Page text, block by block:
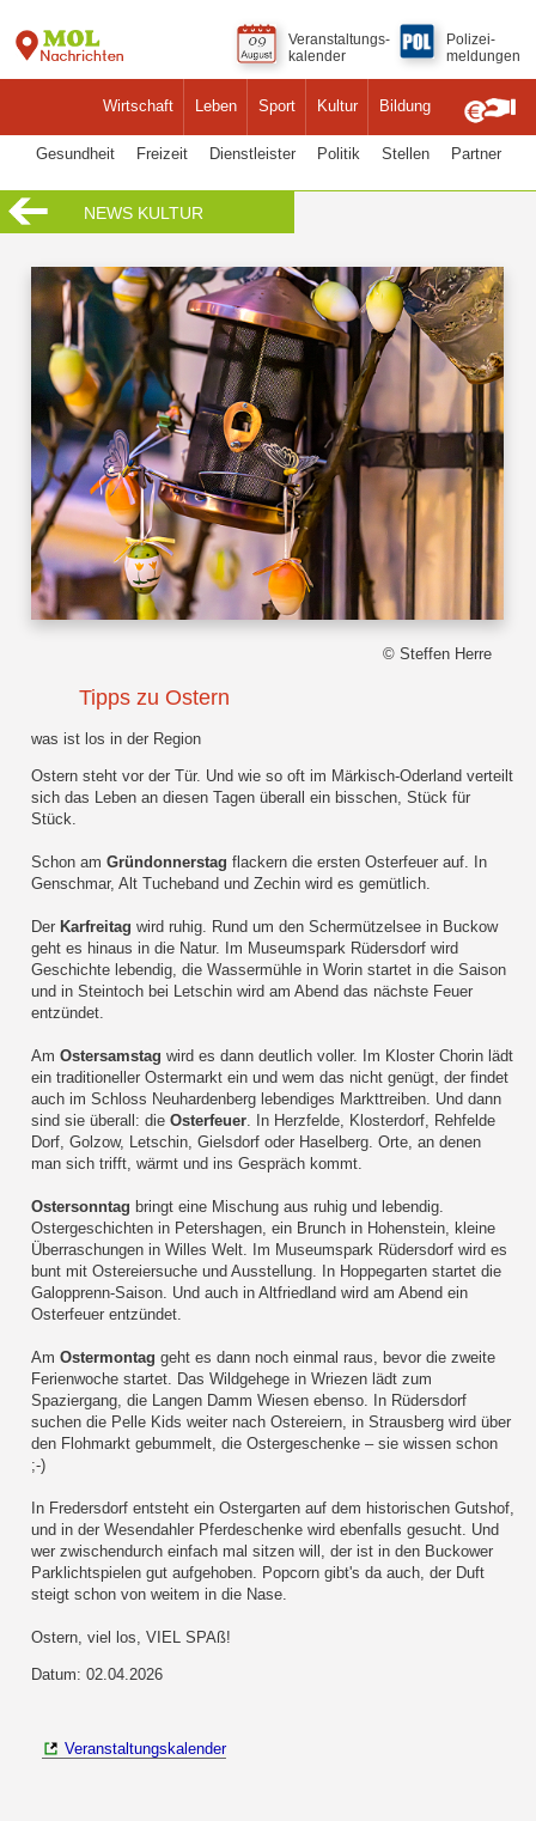
Wirtschaft Leben Sport Kultur Bildung
Veranstaltungs-
kalender
Polizei-
meldungen
Gesundheit Freizeit Dienstleister Politik Stellen Partner
NEWS KULTUR
© Steffen Herre
Tipps zu Ostern
was ist los in der Region
Ostern steht vor der Tür. Und wie so oft im Märkisch-Oderland verteilt
sich das Leben an diesen Tagen überall ein bisschen, Stück für
Stück.
Schon amGründonnerstag flackern die ersten Osterfeuer auf. In
Genschmar, Alt Tucheband und Zechin wird es gemütlich.
Der Karfreitag wird ruhig. Rund um den Schermützelsee in Buckow
geht es hinaus in die Natur. Im Museumspark Rüdersdorf wird
Geschichte lebendig, die Wassermühle in Worin startet in die Saison
und in Steintoch bei Letschin wird am Abend das nächste Feuer
entzündet.
AmOstersamstag wird es dann deutlich voller. Im Kloster Chorin lädt
ein traditioneller Ostermarkt ein und wem das nicht genügt, der findet
auch im Schloss Neuhardenberg lebendiges Markttreiben. Und dann
sind sie überall: dieOsterfeuer. In Herzfelde, Klosterdorf, Rehfelde
Dorf, Golzow, Letschin, Gielsdorf oder Haselberg. Orte, an denen
man sich trifft, wärmt und ins Gespräch kommt.
Ostersonntag bringt eine Mischung aus ruhig und lebendig.
Ostergeschichten in Petershagen, ein Brunch in Hohenstein, kleine
Überraschungen in Willes Welt. Im Museumspark Rüdersdorf wird es
bunt mit Ostereiersuche und Ausstellung. In Hoppegarten startet die
Galopprenn-Saison. Und auch in Altfriedland wird am Abend ein
Osterfeuer entzündet.
AmOstermontag geht es dann noch einmal raus, bevor die zweite
Ferienwoche startet. Das Wildgehege in Wriezen lädt zum
Spaziergang, die Langen Damm Wiesen ebenso. In Rüdersdorf
suchen die Pelle Kids weiter nach Ostereiern, in Strausberg wird über
den Flohmarkt gebummelt, die Ostergeschenke – sie wissen schon
;-)
In Fredersdorf entsteht ein Ostergarten auf dem historischen Gutshof,
und in der Wesendahler Pferdeschenke wird ebenfalls gesucht. Und
wer zwischendurch einfach mal sitzen will, der ist in den Buckower
Parklichtspielen gut aufgehoben. Popcorn gibt's da auch, der Duft
steigt schon von weitem in die Nase.
Ostern, viel los, VIEL SPAß!
Datum: 02.04.2026
Veranstaltungskalender